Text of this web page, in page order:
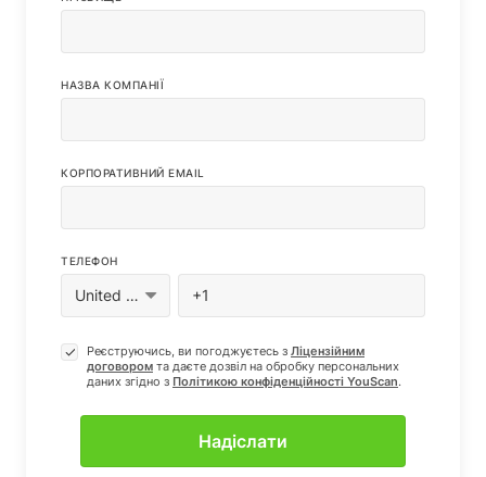
НАЗВА КОМПАНІЇ
КОРПОРАТИВНИЙ EMAIL
ТЕЛЕФОН
Реєструючись, ви погоджуєтесь з Ліцензійним
договором та даєте дозвіл на обробку персональних
даних згiдно з Полiтикою конфіденцiйностi YouScan.